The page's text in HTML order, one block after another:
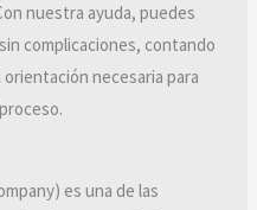
nuestra ayuda, puedes
complicaciones, contando
necesaria para
es una de las